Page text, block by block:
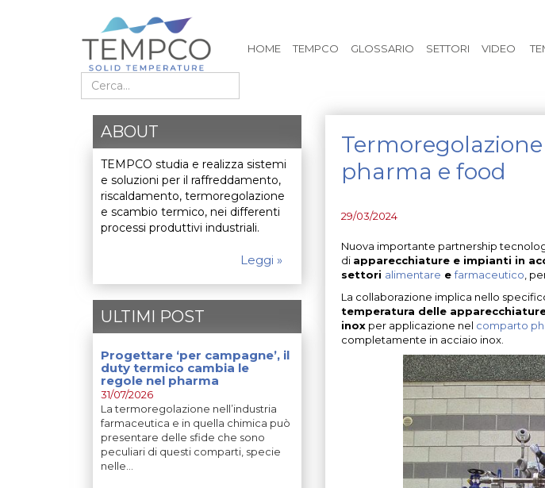
HOME TEMPCO GLOSSARIO SETTORI VIDEO
Cerca nel sito
pharma e food
29/03/2024
Nuova importante partnership
di apparecchiature e impianti in
settori alimentare efarmaceutico ,
La collaborazione implica nello
temperatura delle
inoxper applicazione nel comparto
completamente in acciaio inox.
ABOUT
TEMPCO studia e realizza sistemi
e soluzioni per il raffreddamento,
riscaldamento, termoregolazione
e scambio termico, nei differenti
processi produttivi industriali.
Leggi »
ULTIMI POST
Progettare ‘per campagne’, il
duty termico cambia le
regole nel pharma
31/07/2026
La termoregolazione nell’industria
farmaceutica e in quella chimica può
presentare delle sfide che sono
peculiari di questi comparti, specie
nelle…